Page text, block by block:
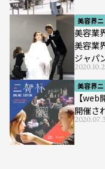
美容界ニ
美容業
美容業
ジャパ
美容界ニ
【
開催さ